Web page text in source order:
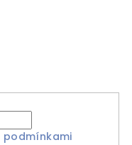
podmínkami